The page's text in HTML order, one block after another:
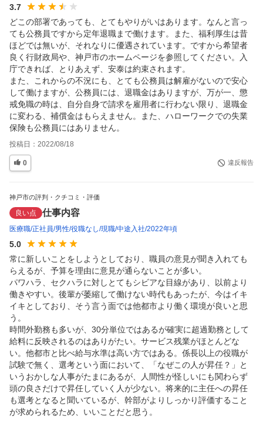
3.7
どこの部署であっても、とてもやりがいはあります。なんと言っ
ても公務員ですから定年退職まで働けます。また、福利厚生は昔
ほどでは無いが、それなりに優遇されています。ですから希望者
良く行財政局や、神戸市のホームページを参照してください。入
庁できれば、とりあえず、安泰は約束されます。
また、これからの不況にも、とても公務員は解雇がないので安心
して働けますが、公務員には、退職金はありますが、万が一、懲
戒免職の時は、自分自身で請求を雇用者に行わない限り、退職金
に変わる、補償金はもらえません。また、ハローワークでの失業
保険も公務員にはありません。
投稿日： 2022/08/18
0 違反報告
神戸市の評判・クチコミ・評価
良い点 仕事内容
医療職 正社員 男性 役職なし 現職 中途入社 2022年頃
5.0
常に新しいことをしようとしており、職員の意見が聞き入れても
らえるが、予算を理由に意見が通らないことが多い。
パワハラ、セクハラに対しとてもシビアな目線があり、以前より
働きやすい。後輩が萎縮して働けない時代もあったが、今はイキ
イキとしており、そう言う面では他都市より働く環境が良いと思
う。
時間外勤務も多いが、30分単位ではあるが確実に超過勤務として
給料に反映されるのはありがたい。サービス残業がほとんどな
い。他都市と比べ給与水準は高い方ではある。係長以上の役職が
試験で無く、選考という面において、「なぜこの人が昇任？」と
いうおかしな人事がたまにあるが、人間性が怪しいにも関わらず
頭の良さだけで昇任していく人が少ない。将来的に主任への昇任
も選考となると聞いているが、幹部がよりしっかり評価すること
が求められるため、いいことだと思う。